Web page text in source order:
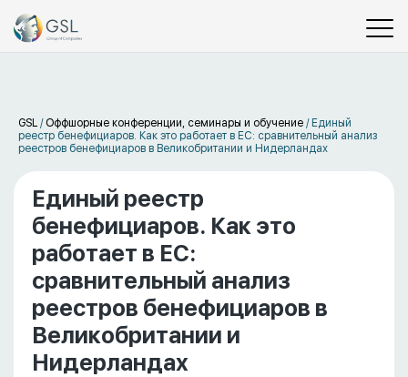
GSL / Оффшорные конференции, семинары и обучение / Единый
реестр бенефициаров. Как это работает в ЕС: сравнительный анализ
реестров бенефициаров в Великобритании и Нидерландах
Единый реестр
бенефициаров. Как это
работает в ЕС:
сравнительный анализ
реестров бенефициаров в
Великобритании и
Нидерландах